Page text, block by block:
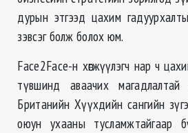
дурын этгээд цахим
зэвсэг болж болох юм.
Face2Face-н хөгжүүлэгч нар ч
түвшинд аваачих
Британийн Хүүхдийн сангийн
оюун ухааны тусламжтайгаар